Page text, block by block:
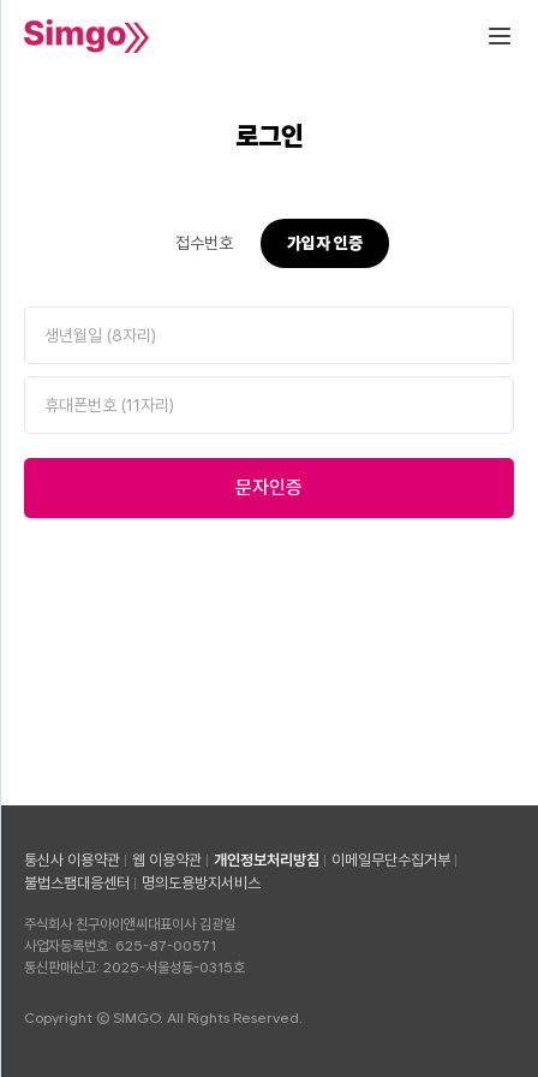
로그인
접수번호 가입자 인증
문자인증
통신사 이용약관 웹 이용약관 개인정보처리방침
이메일무단수집거부
불법스팸대응센터
명의도용방지서비스
주식회사 친구아이앤씨 대표이사 김광일
사업자등록번호: 625-87-00571
통신판매신고: 2025-서울성동-0315호
Copyright © SIMGO. All Rights Reserved.